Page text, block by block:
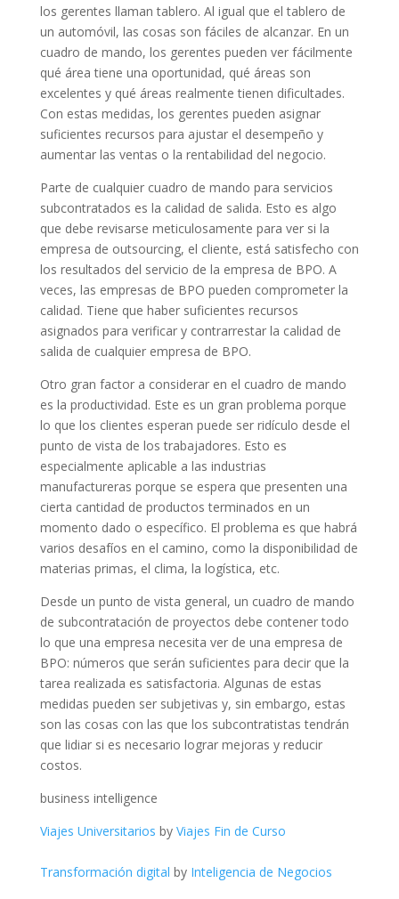
los gerentes llaman tablero. Al igual que el tablero de
un automóvil, las cosas son fáciles de alcanzar. En un
cuadro de mando, los gerentes pueden ver fácilmente
qué área tiene una oportunidad, qué áreas son
excelentes y qué áreas realmente tienen dificultades.
Con estas medidas, los gerentes pueden asignar
suficientes recursos para ajustar el desempeño y
aumentar las ventas o la rentabilidad del negocio.
Parte de cualquier cuadro de mando para servicios
subcontratados es la calidad de salida. Esto es algo
que debe revisarse meticulosamente para ver si la
empresa de outsourcing, el cliente, está satisfecho con
los resultados del servicio de la empresa de BPO. A
veces, las empresas de BPO pueden comprometer la
calidad. Tiene que haber suficientes recursos
asignados para verificar y contrarrestar la calidad de
salida de cualquier empresa de BPO.
Otro gran factor a considerar en el cuadro de mando
es la productividad. Este es un gran problema porque
lo que los clientes esperan puede ser ridículo desde el
punto de vista de los trabajadores. Esto es
especialmente aplicable a las industrias
manufactureras porque se espera que presenten una
cierta cantidad de productos terminados en un
momento dado o específico. El problema es que habrá
varios desafíos en el camino, como la disponibilidad de
materias primas, el clima, la logística, etc.
Desde un punto de vista general, un cuadro de mando
de subcontratación de proyectos debe contener todo
lo que una empresa necesita ver de una empresa de
BPO: números que serán suficientes para decir que la
tarea realizada es satisfactoria. Algunas de estas
medidas pueden ser subjetivas y, sin embargo, estas
son las cosas con las que los subcontratistas tendrán
que lidiar si es necesario lograr mejoras y reducir
costos.
business intelligence
Viajes Universitarios by Viajes Fin de Curso
Transformación digital by Inteligencia de Negocios